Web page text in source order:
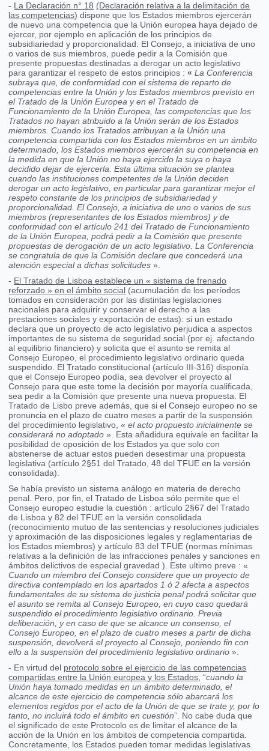
- La Declaración n° 18 (Declaración relativa a la delimitación de
las competencias) dispone que los Estados miembros ejercerán
de nuevo una competencia que la Unión europea haya dejado de
ejercer, por ejemplo en aplicación de los principios de
subsidiariedad y proporcionalidad. El Consejo, a iniciativa de uno
o varios de sus miembros, puede pedir a la Comisión que
presente propuestas destinadas a derogar un acto legislativo
para garantizar el respeto de estos principios :«La Conferencia
subraya que, de conformidad con el sistema de reparto de
competencias entre la Unión y los Estados miembros previsto en
el Tratado de la Unión Europea y en el Tratado de
Funcionamiento de la Unión Europea, las competencias que los
Tratados no hayan atribuido a la Unión serán de los Estados
miembros. Cuando los Tratados atribuyan a la Unión una
competencia compartida con los Estados miembros en un ámbito
determinado, los Estados miembros ejercerán su competencia en
la medida en que la Unión no haya ejercido la suya o haya
decidido dejar de ejercerla. Esta última situación se plantea
cuando las instituciones competentes de la Unión deciden
derogar un acto legislativo, en particular para garantizar mejor el
respeto constante de los principios de subsidiariedad y
proporcionalidad. El Consejo, a iniciativa de uno o varios de sus
miembros (representantes de los Estados miembros) y de
conformidad con el artículo 241 del Tratado de Funcionamiento
de la Unión Europea, podrá pedir a la Comisión que presente
propuestas de derogación de un acto legislativo. La Conferencia
se congratula de que la Comisión declare que concederá una
atención especial a dichas solicitudes ».
- El Tratado de Lisboa establece un « sistema de frenado
reforzado » en el ámbito social (acumulación de los períodos
tomados en consideración por las distintas legislaciones
nacionales para adquirir y conservar el derecho a las
prestaciones sociales y exportación de estas): si un estado
declara que un proyecto de acto legislativo perjudica a aspectos
importantes de su sistema de seguridad social (por ej. afectando
al equilibrio financiero) y solicita que el asunto se remita al
Consejo Europeo, el procedimiento legislativo ordinario queda
suspendido. El Tratado constitucional (artículo III-316) disponía
que el Consejo Europeo podía, sea devolver el proyecto al
Consejo para que este tome la decisión por mayoría cualificada,
sea pedir a la Comisión que presente una nueva propuesta. El
Tratado de Lisbo preve además, que si el Consejo europeo no se
pronuncia en el plazo de cuatro meses a partir de la suspensión
del procedimiento legislativo, «el acto propuesto inicialmente se
considerará no adoptado ». Esta añadidura equivale en facilitar la
posibilidad de oposición de los Estados ya que solo con
abstenerse de actuar estos pueden desestimar una propuesta
legislativa (artículo 2§51 del Tratado, 48 del TFUE en la versión
consolidada).
Se había previsto un sistema análogo en materia de derecho
penal. Pero, por fin, el Tratado de Lisboa sólo permite que el
Consejo europeo estudie la cuestión : artículo 2§67 del Tratado
de Lisboa y 82 del TFUE en la versión consolidada
(reconocimiento mutuo de las sentencias y resoluciones judiciales
y aproximación de las disposiciones legales y reglamentarias de
los Estados miembros) y artículo 83 del TFUE (normas mínimas
relativas a la definición de las infracciones penales y sanciones en
ámbitos delictivos de especial gravedad ). Este ultimo preve : «
Cuando un miembro del Consejo considere que un proyecto de
directiva contemplado en los apartados 1 ó 2 afecta a aspectos
fundamentales de su sistema de justicia penal podrá solicitar que
el asunto se remita al Consejo Europeo, en cuyo caso quedará
suspendido el procedimiento legislativo ordinario. Previa
deliberación, y en caso de que se alcance un consenso, el
Consejo Europeo, en el plazo de cuatro meses a partir de dicha
suspensión, devolverá el proyecto al Consejo, poniendo fin con
ello a la suspensión del procedimiento legislativo ordinario ».
- En virtud del protocolo sobre el ejercicio de las competencias
compartidas entre la Unión europea y los Estados, “cuando la
Unión haya tomado medidas en un ámbito determinado, el
alcance de este ejercicio de competencia sólo abarcará los
elementos regidos por el acto de la Unión de que se trate y, por lo
tanto, no incluirá todo el ámbito en cuestión”. No cabe duda que
el significado de este Protocolo es de limitar el alcance de la
acción de la Unión en los ámbitos de competencia compartida.
Concretamente, los Estados pueden tomar medidas legislativas